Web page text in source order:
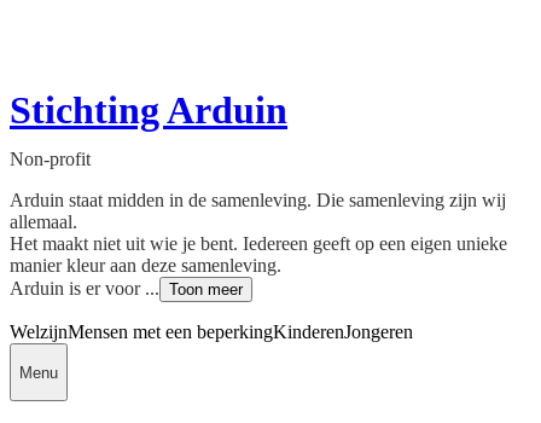
Stichting Arduin
Non-profit
Arduin staat midden in de samenleving. Die samenleving zijn wij
allemaal.
Het maakt niet uit wie je bent. Iedereen geeft op een eigen unieke
manier kleur aan deze samenleving.
Arduin is er voor ... Toon meer
WelzijnMensen met een beperkingKinderenJongeren
Menu